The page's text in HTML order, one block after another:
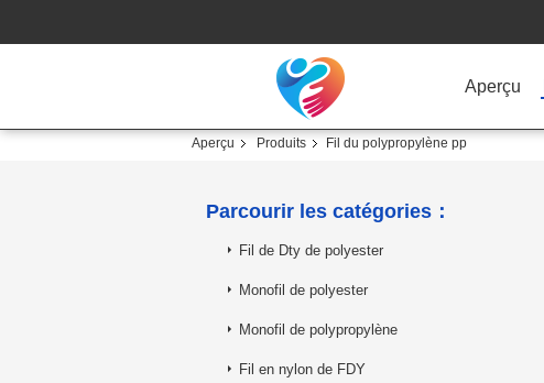
Aperçu
Aperçu Produits Fil du polypropylène pp
Parcourir les catégories：
Fil de Dty de polyester
Monofil de polyester
Monofil de polypropylène
Fil en nylon de FDY